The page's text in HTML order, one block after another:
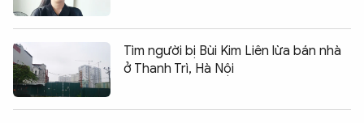
Tìm người bị Bùi Kim Liên lừa bán nhà
ở Thanh Trì, Hà Nội